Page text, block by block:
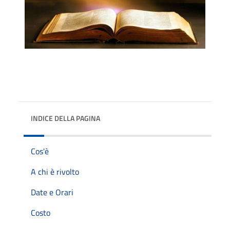
INDICE DELLA PAGINA
Cos'è
A chi è rivolto
Date e Orari
Costo